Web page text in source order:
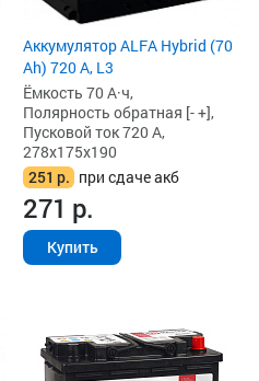
Аккумулятор ALFA Hybrid (70
Ah) 720 А, L3
Ёмкость 70 А·ч,
Полярность обратная [- +],
Пусковой ток 720 А,
278x175x190
251 р. при сдаче акб
271 р.
Купить